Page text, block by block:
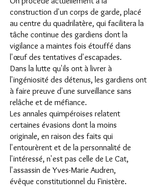
construction d'un corps de garde, placé
au centre du quadrilatère, qui facilitera la
tâche continue des gardiens dont la
vigilance a maintes fois étouffé dans
l'œuf des tentatives d'escapades.
Dans la lutte qu'ils ont à livrer à
l'ingéniosité des détenus, les gardiens ont
à faire preuve d'une surveillance sans
relâche et de méfiance.
Les annales quimpéroises relatent
certaines évasions dont la moins
originale, en raison des faits qui
l'entourèrent et de la personnalité de
l'intéressé, n'est pas celle de Le Cat,
l'assassin de Yves-Marie Audren,
évêque constitutionnel du Finistère.